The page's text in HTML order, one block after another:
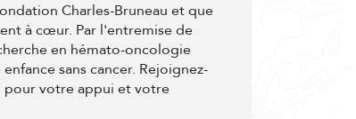
Charles-Bruneau et que
à cœur. Par l'entremise de
en hémato-oncologie
sans cancer. Rejoignez-
pour votre appui et votre